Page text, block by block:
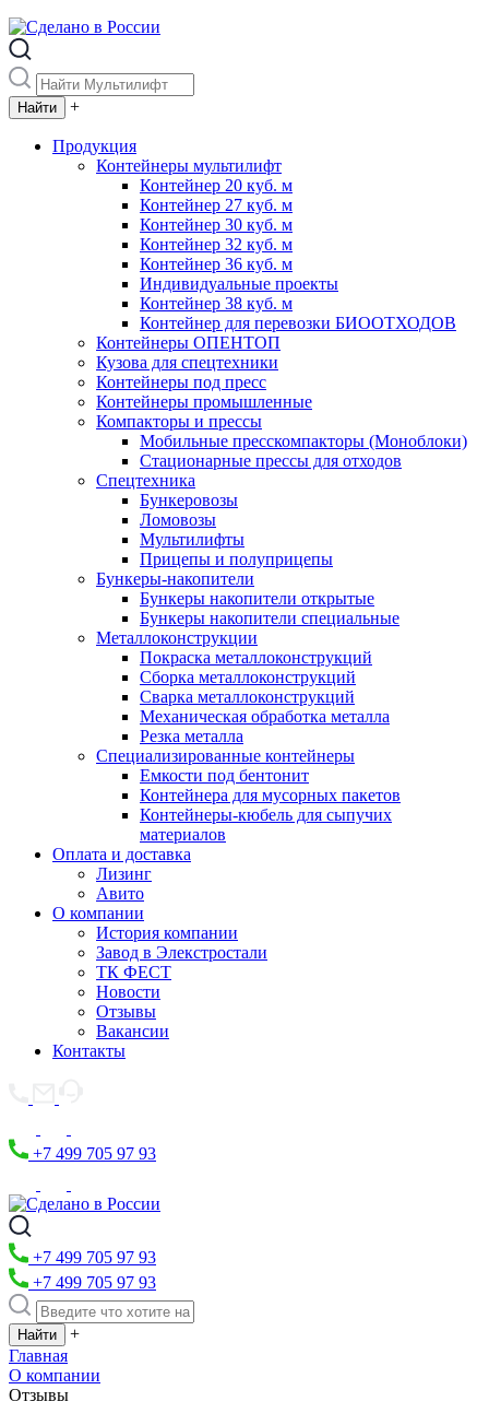
+
Продукция
Контейнеры мультилифт
Контейнер 20 куб. м
Контейнер 27 куб. м
Контейнер 30 куб. м
Контейнер 32 куб. м
Контейнер 36 куб. м
Индивидуальные проекты
Контейнер 38 куб. м
Контейнер для перевозки БИООТХОДОВ
Контейнеры ОПЕНТОП
Кузова для спецтехники
Контейнеры под пресс
Контейнеры промышленные
Компакторы и прессы
Мобильные пресскомпакторы (Моноблоки)
Стационарные прессы для отходов
Спецтехника
Бункеровозы
Ломовозы
Мультилифты
Прицепы и полуприцепы
Бункеры-накопители
Бункеры накопители открытые
Бункеры накопители специальные
Металлоконструкции
Покраска металлоконструкций
Сборка металлоконструкций
Сварка металлоконструкций
Механическая обработка металла
Резка металла
Специализированные контейнеры
Емкости под бентонит
Контейнера для мусорных пакетов
Контейнеры-кюбель для сыпучих
материалов
Оплата и доставка
Лизинг
Авито
О компании
История компании
Завод в Элекстростали
ТК ФЕСТ
Новости
Отзывы
Вакансии
Контакты
+7 499 705 97 93
+7 499 705 97 93
+7 499 705 97 93
+
Главная
О компании
Отзывы